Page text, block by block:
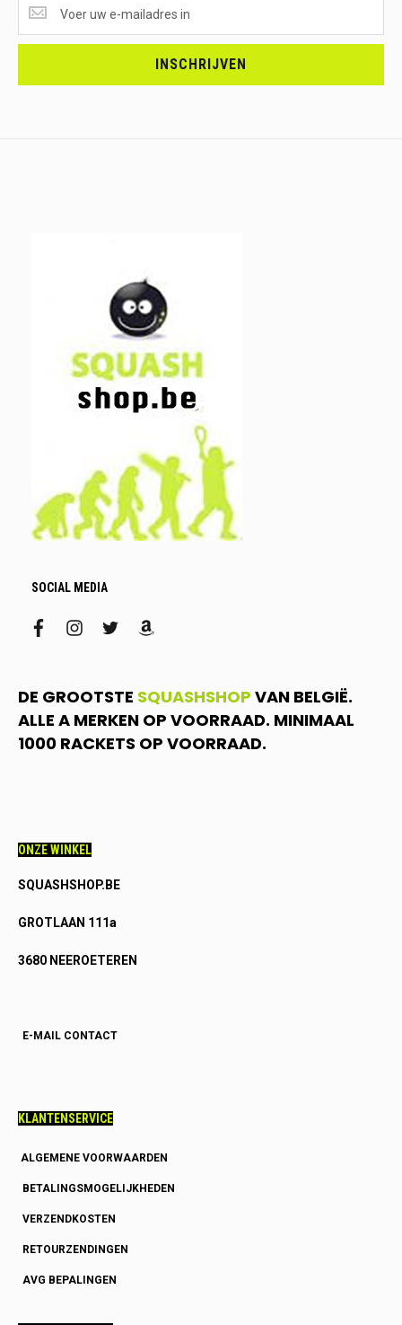
ONTVANGEN?
<br>SCHRIJF
INSCHRIJVEN
SOCIAL MEDIA
facebookinstagram
twitteramazon
DE GROOTSTE SQUASHSHOP VAN BELGIË.
ALLE A MERKEN OP VOORRAAD. MINIMAAL
1000 RACKETS OP VOORRAAD.
ONZE WINKEL
SQUASHSHOP.BE
GROTLAAN 111a
3680 NEEROETEREN
E-MAIL CONTACT
KLANTENSERVICE
ALGEMENE VOORWAARDEN
BETALINGSMOGELIJKHEDEN
VERZENDKOSTEN
RETOURZENDINGEN
AVG BEPALINGEN